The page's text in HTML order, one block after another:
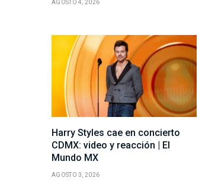
AGOSTO 4, 2026
Harry Styles cae en concierto
CDMX: video y reacción | El
Mundo MX
AGOSTO 3, 2026